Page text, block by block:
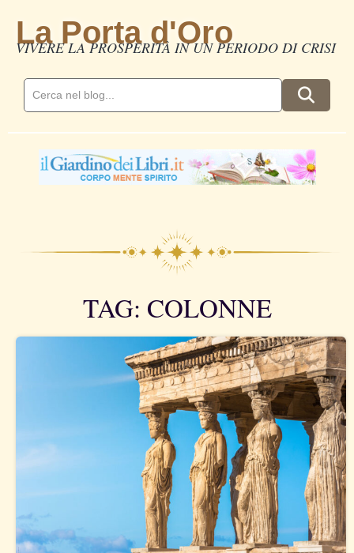
La Porta d'Oro
VIVERE LA PROSPERITÀ IN UN PERIODO DI CRISI
TAG: COLONNE